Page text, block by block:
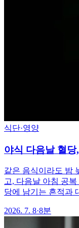
식단·영양
야식 다음날 혈
같은 음식이라도 밤
고, 다음날 아침 공
당에 남기는 흔적과
2026. 7. 8·8분